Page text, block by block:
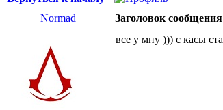
Normad
Заголовок
все у мну ))) с касы